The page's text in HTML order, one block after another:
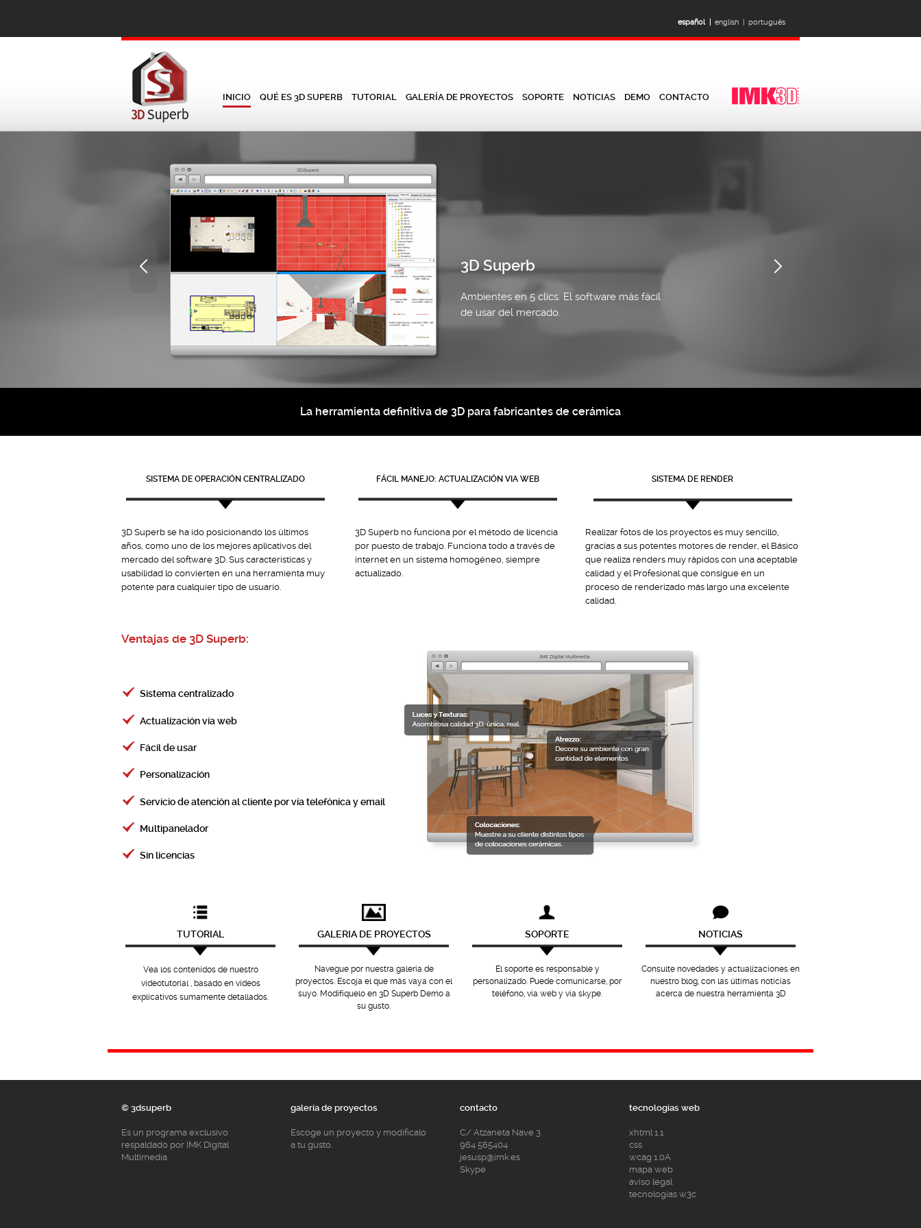
português
english |
español |
INICIO QUÉ ES 3D SUPERB TUTORIAL GALERÍA DE PROYECTOS SOPORTE NOTICIAS DEMO CONTACTO
3D Superb
Ambientes en 5 clics. El software más fácil
de usar del mercado.
La herramienta definitiva de 3D para fabricantes de cerámica
SISTEMA DE OPERACIÓN CENTRALIZADO FÁCIL MANEJO: ACTUALIZACIÓN VIA WEB SISTEMA DE RENDER
3D Superb se ha ido posicionando los últimos
años, como uno de los mejores aplicativos del
mercado del software 3D. Sus características y
usabilidad lo convierten en una herramienta muy
potente para cualquier tipo de usuario.
3D Superb no funciona por el método de licencia
por puesto de trabajo. Funciona todo a través de
internet en un sistema homogéneo, siempre
actualizado.
Realizar fotos de los proyectos es muy sencillo,
gracias a sus potentes motores de render, el Básico
que realiza renders muy rápidos con una aceptable
calidad y el Profesional que consigue en un
proceso de renderizado más largo una excelente
calidad.
Ventajas de 3D Superb:
Sistema centralizado
Actualización vía web
Fácil de usar
Personalización
Servicio de atención al cliente por vía telefónica y email
Multipanelador
Sin licencias
TUTORIAL GALERIA DE PROYECTOS SOPORTE NOTICIAS
Vea los contenidos de nuestro
videotutorial , basado en videos
explicativos sumamente detallados.
Navegue por nuestra galería de
proyectos. Escoja el que más vaya con el
suyo. Modifíquelo en 3D Superb Demo a
su gusto.
El soporte es responsable y
personalizado. Puede comunicarse, por
teléfono, vía web y vía skype.
Consulte novedades y actualizaciones en
nuestro blog, con las últimas noticias
acerca de nuestra herramienta 3D
© 3dsuperb
Es un programa exclusivo
respaldado por IMK Digital
Multimedia.
galería de proyectos
Escoge un proyecto y modifícalo
a tu gusto.
contacto
C/ Atzaneta Nave 3
964 565404
jesusp@imk.es
Skype
tecnologias web
xhtml 1.1
css
wcag 1.0A
mapa web
aviso legal
tecnologías w3c